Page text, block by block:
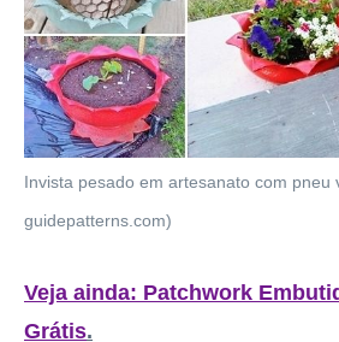
Invista pesado em artesanato com pneu
guidepatterns.com)
Veja ainda: Patchwork
Grátis.